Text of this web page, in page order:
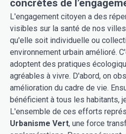
concrètes de
L'engagement citoyen a des
visibles sur la santé de nos
qu'elle soit individuelle ou
environnement urbain amélioré.
adoptent des pratiques
agréables à vivre. D'abord, on
amélioration du cadre de vie.
bénéficient à tous les habitants,
L'ensemble de ces efforts
Urbanisme Vert, une force